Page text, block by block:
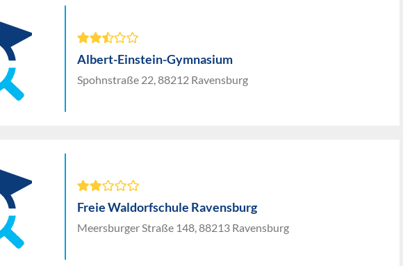
Albert-Einstein-Gymnasium
Spohnstraße 22, 88212 Ravensburg
Freie Waldorfschule Ravensburg
Meersburger Straße 148, 88213 Ravensburg